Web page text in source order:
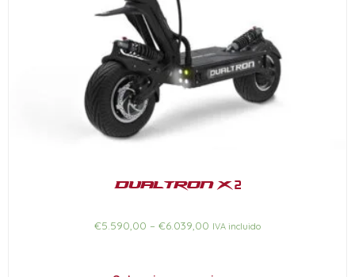
Dualtron X 2
€5.590,00 – €6.039,00 IVA incluido